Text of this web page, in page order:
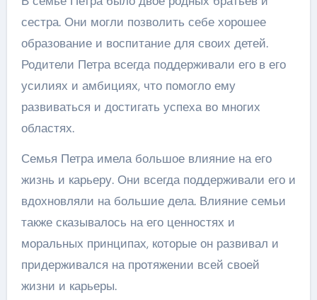
сестра. Они могли позволить себе хорошее
образование и воспитание для своих детей.
Родители Петра всегда поддерживали его в его
усилиях и амбициях, что помогло ему
развиваться и достигать успеха во многих
областях.
Семья Петра имела большое влияние на его
жизнь и карьеру. Они всегда поддерживали его и
вдохновляли на большие дела. Влияние семьи
также сказывалось на его ценностях и
моральных принципах, которые он развивал и
придерживался на протяжении всей своей
жизни и карьеры.